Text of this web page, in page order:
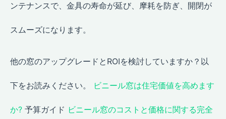
ンテナンスで、金具の寿命が延び、摩耗を防ぎ、開閉が
スムーズになります。
他の窓のアップグレードとROIを検討していますか？以
下をお読みください。 ビニール窓は住宅価値を高めます
か? 予算ガイド ビニール窓のコストと価格に関する完全